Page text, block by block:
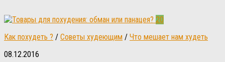
20
Как похудеть ? / Советы худеющим / Что мешает нам худеть
08.12.2016